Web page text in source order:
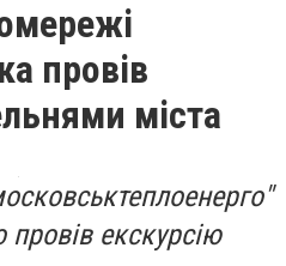
провів
міста
екскурсію